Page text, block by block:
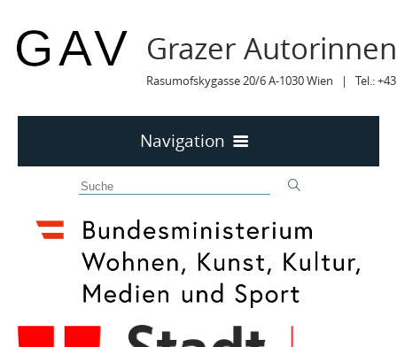
Grazer
Rasumofskygasse 20/6 A-1030 Wien | Tel.:
Navigation
MITTEILUNGEN
MITTEILUNGEN Archiv
TERMINE
TERMINE sortiert